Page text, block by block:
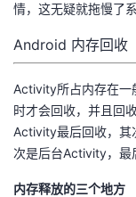
情，这无疑就拖慢了
Android 内存回收
Activity所占内存在一
时才会回收，并且回
Activity最后回收，其
次是后台Activity，最
内存释放的三个地方